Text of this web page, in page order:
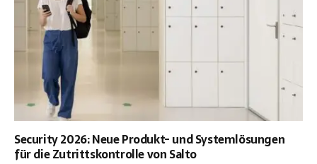
Security 2026: Neue Produkt- und Systemlösungen
für die Zutrittskontrolle von Salto